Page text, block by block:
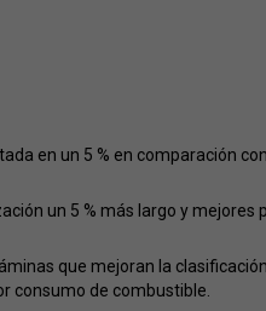
en un 5 % en comparación
un 5 % más largo y
que mejoran la
consumo de combustible.